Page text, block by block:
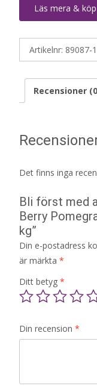
Läs mera & köp
Artikelnr: 89087-1
Recensioner
Det finns inga
Bli först med
Berry
kg”
Din e-postadress
är märkta *
Ditt betyg *
Din recension *